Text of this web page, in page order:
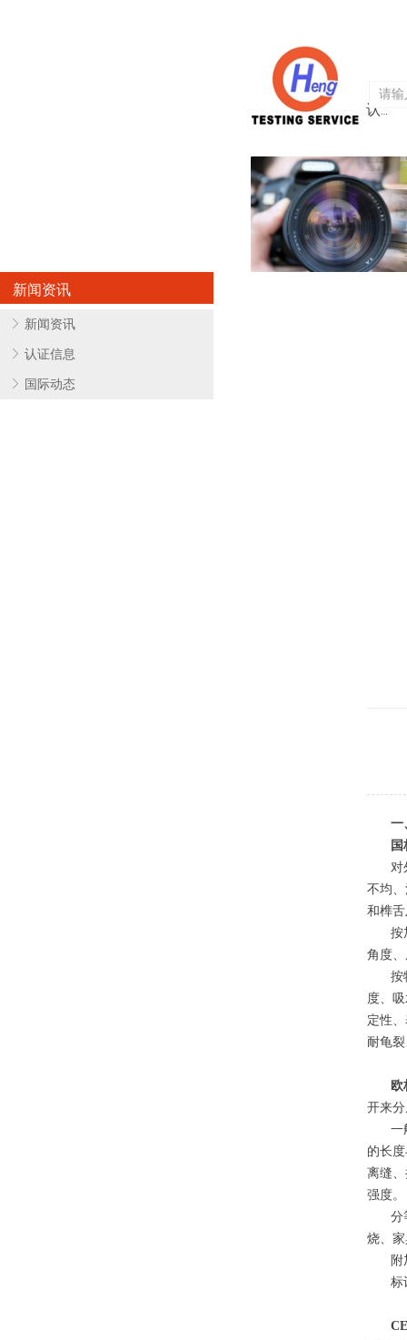
认证服务
一
对
不均
和榫
按
角度
按
度、
定性
耐龟
欧
开来
一
的长
离缝
强度。
分
烧、
标
CE
新闻资讯
ꁕ 新闻资讯
ꁕ 认证信息
ꁕ 国际动态